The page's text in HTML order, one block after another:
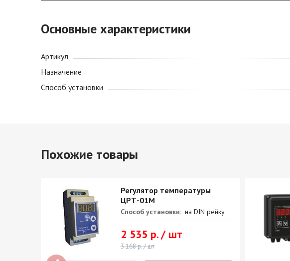
Основные характеристики
Артикул
Назначение
Способ установки
Похожие товары
Регулятор температуры
ЦРТ-01М
Способ установки: на DIN рейку
2 535 р. / шт
3 168 р. / шт